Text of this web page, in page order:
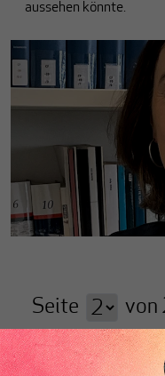
aussehen könnte.
Seite von